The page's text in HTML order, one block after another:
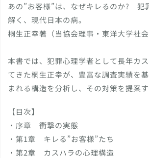
あの”お客様”は、なぜキレるのか? 犯
解く、現代日本の病。
桐生正幸著（当協会理事・東洋大学社会
本書では、犯罪心理学者として長年カ
てきた桐生正幸が、豊富な調査実績を
まれる構造を分析し、その対策を提案す
【目次】
・序章 衝撃の実態
・第1章 キレる”お客様”たち
・第2章 カスハラの心理構造